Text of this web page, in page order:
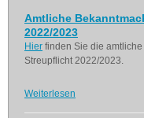
Amtliche
2022/2023
Hier finden Sie die
Streupflicht 2022/2023.
Weiterlesen